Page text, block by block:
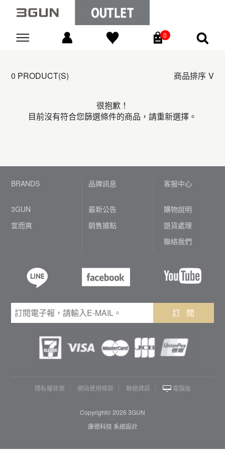
0
0 PRODUCT(S) 商品排序
很抱歉！
目前沒有符合您篩選條件的商品，請重新選擇。
BRANDS
3GUN
宜而爽
品牌訊息
最新公告
銷售據點
客服中心
購物說明
退貨處理
聯絡我們
訂 閱
隱私權政策 網站使用條款 聯絡資訊 電腦版
Copyright© 2026 3GUN
康德科技 系統設計